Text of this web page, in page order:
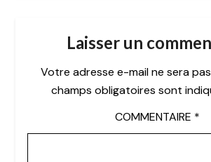
Laisser un
Votre adresse e-mail ne sera
champs obligatoires sont
COMMENTAIRE *